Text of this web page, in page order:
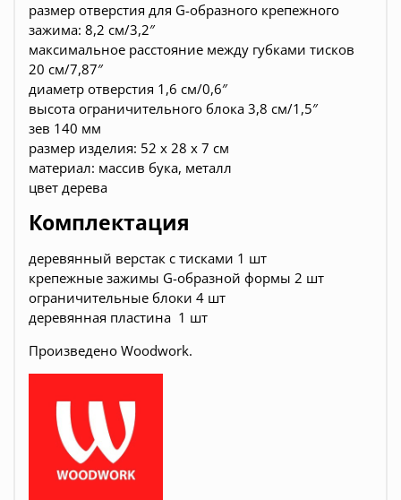
размер отверстия для G-образного крепежного
зажима: 8,2 см/3,2″
максимальное расстояние между губками тисков
20 см/7,87″
диаметр отверстия 1,6 см/0,6″
высота ограничительного блока 3,8 см/1,5″
зев 140 мм
размер изделия: 52 x 28 x 7 см
материал: массив бука, металл
цвет дерева
Комплектация
деревянный верстак с тисками 1 шт
крепежные зажимы G-образной формы 2 шт
ограничительные блоки 4 шт
деревянная пластина 1 шт
Произведено Woodwork.